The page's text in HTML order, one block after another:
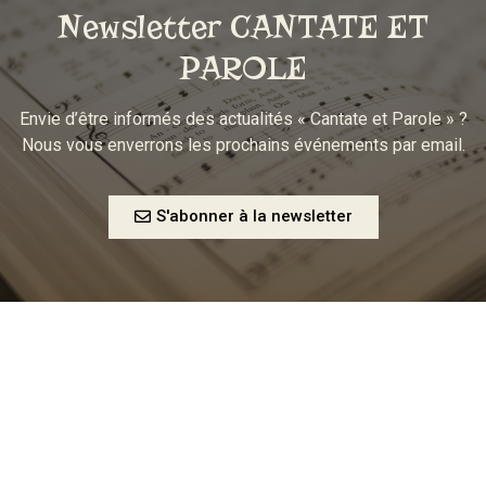
Newsletter CANTATE ET
PAROLE
Envie d’être informés des actualités « Cantate et Parole » ?
Nous vous enverrons les prochains événements par email.
S'abonner à la newsletter